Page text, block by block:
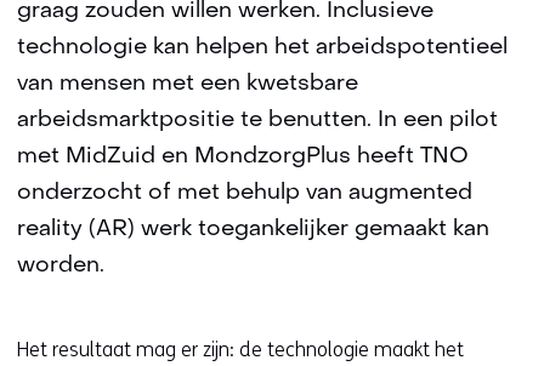
graag zouden willen werken. Inclusieve
technologie kan helpen het arbeidspotentieel
van mensen met een kwetsbare
arbeidsmarktpositie te benutten. In een pilot
met MidZuid en MondzorgPlus heeft TNO
onderzocht of met behulp van augmented
reality (AR) werk toegankelijker gemaakt kan
worden.
Het resultaat mag er zijn: de technologie maakt het